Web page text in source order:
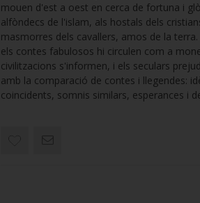
mouen d'est a oest en cerca de fortuna i
alfòndecs de l'islam, als hostals dels
masmorres dels cavallers, amos de la
els contes fabulosos hi circulen com a
civilitzacions s'informen, i els seculars
amb la comparació de contes i llegendes:
coincidents, somnis similars, esperances i